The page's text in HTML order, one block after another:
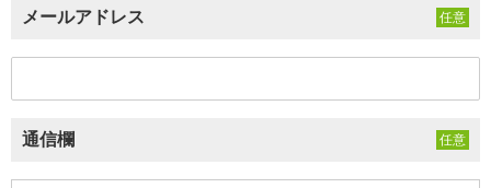
メールアドレス
通信欄